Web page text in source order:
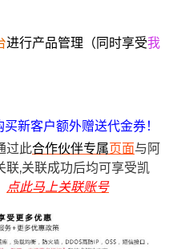
进行产品管理（同时享受我
买新客户额外赠送代金券！
过此合作伙伴专属页面与阿
联,关联成功后均可享受凯
点此马上关联账号